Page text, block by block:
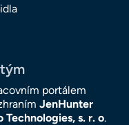
portálem
JenHunter
Technologies, s. r. o.